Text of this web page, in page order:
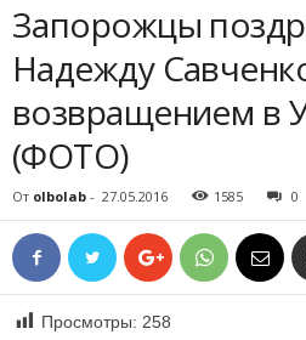
Запорожцы
Надежду
возвращением в
(ФОТО)
От olbolab - 27.05.2016 1585 0
Просмотры: 258